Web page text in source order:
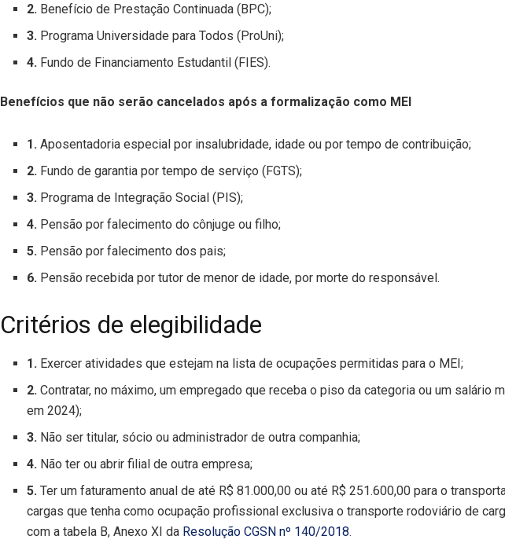
2. Benefício de Prestação Continuada (BPC);
3. Programa Universidade para Todos (ProUni);
4. Fundo de Financiamento Estudantil (FIES).
Benefícios que não serão cancelados após a formalização como MEI
1. Aposentadoria especial por insalubridade, idade ou por tempo de contribuição;
2. Fundo de garantia por tempo de serviço (FGTS);
3. Programa de Integração Social (PIS);
4. Pensão por falecimento do cônjuge ou filho;
5. Pensão por falecimento dos pais;
6. Pensão recebida por tutor de menor de idade, por morte do responsável.
Critérios de elegibilidade
1. Exercer atividades que estejam na lista de ocupações permitidas para o MEI;
2.Contratar, no máximo, um empregado que receba o piso da categoria ou um salário
em 2024);
3. Não ser titular, sócio ou administrador de outra companhia;
4. Não ter ou abrir filial de outra empresa;
5.Ter um faturamento anual de até R$ 81.000,00 ou até R$ 251.600,00 para o
cargas que tenha como ocupação profissional exclusiva o transporte rodoviário de
com a tabela B, Anexo XI da Resolução CGSN nº 140/2018.